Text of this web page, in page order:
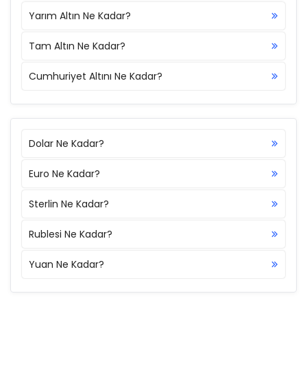
Yarım Altın Ne Kadar?
Tam Altın Ne Kadar?
Cumhuriyet Altını Ne Kadar?
Dolar Ne Kadar?
Euro Ne Kadar?
Sterlin Ne Kadar?
Rublesi Ne Kadar?
Yuan Ne Kadar?